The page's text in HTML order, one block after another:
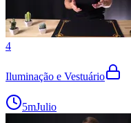
4
Iluminação e Vestuário
5mJulio